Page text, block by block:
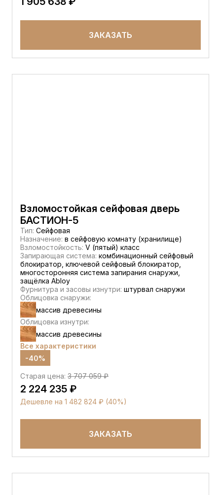
ЗАКАЗАТЬ
Взломостойкая сейфовая дверь
БАСТИОН-5
Тип: Сейфовая
Назначение: в сейфовую комнату (хранилище)
Взломостойкость: V (пятый) класс
Запирающая система: комбинационный сейфовый
блокиратор, ключевой сейфовый блокиратор,
многосторонняя система запирания снаружи,
защёлка Abloy
Фурнитура и засовы изнутри: штурвал снаружи
Облицовка снаружи:
массив древесины
Облицовка изнутри:
массив древесины
Все характеристики
-40%
Старая цена: 3 707 059 ₽
2 224 235 ₽
Дешевле на 1 482 824 ₽ (40%)
ЗАКАЗАТЬ